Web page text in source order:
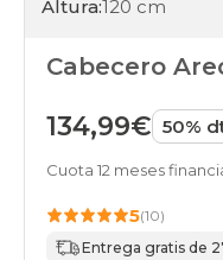
Altura:120 cm
Cabecero
134,99€ 50%
Cuota 12 meses
5(10)
Entrega gratis de